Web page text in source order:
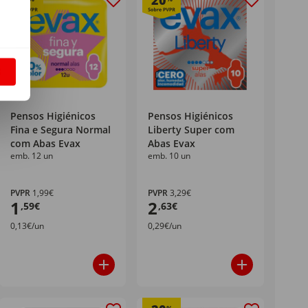
Pensos Higiénicos
Fina e Segura Normal
com Abas Evax
emb. 12 un
PVPR1,99€
1 ,59€
0,13€/un
Pensos Higiénicos
Liberty Super com
Abas Evax
emb. 10 un
PVPR3,29€
2,63€
0,29€/un